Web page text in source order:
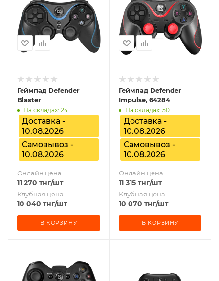
Геймпад Defender
Blaster
На складах: 24
Доставка -
10.08.2026
Самовывоз -
10.08.2026
Онлайн цена
11 270 тнг/шт
Клубная цена
10 040 тнг/шт
В КОРЗИНУ
Геймпад Defender
Impulse, 64284
На складах: 50
Доставка -
10.08.2026
Самовывоз -
10.08.2026
Онлайн цена
11 315тнг/шт
Клубная цена
10 070 тнг/шт
В КОРЗИНУ